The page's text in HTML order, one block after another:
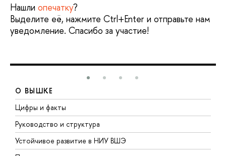
Нашли опечатку?
Выделите её, нажмите Ctrl+Enter и отправьте нам
уведомление. Спасибо за участие!
О ВЫШКЕ
Цифры и факты
Руководство и структура
Устойчивое развитие в НИУ ВШЭ